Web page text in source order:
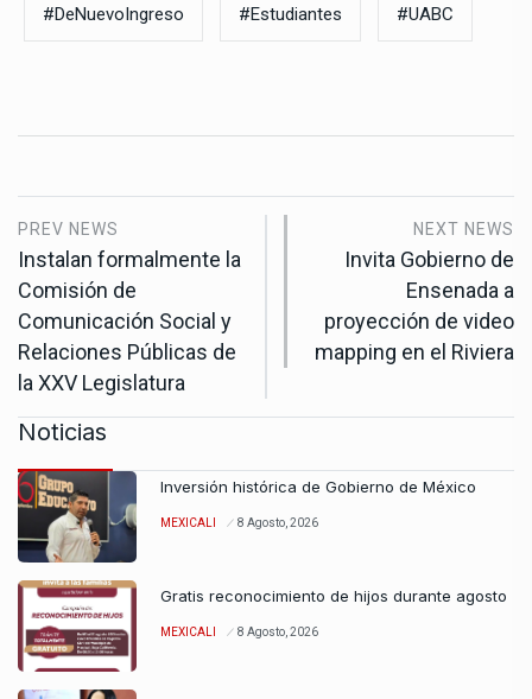
#DeNuevoIngreso #Estudiantes #UABC
PREV NEWS
Instalan formalmente la
Comisión de
Comunicación Social y
Relaciones Públicas de
la XXV Legislatura
NEXT NEWS
Invita Gobierno de
Ensenada a
proyección de video
mapping en el Riviera
Noticias
Inversión histórica de Gobierno de México
MEXICALI 8 Agosto, 2026
Gratis reconocimiento de hijos durante agosto
MEXICALI 8 Agosto, 2026